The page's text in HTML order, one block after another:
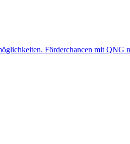
Förderchancen mit QNG